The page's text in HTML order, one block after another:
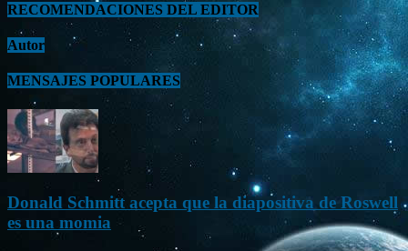
RECOMENDACIONES DEL EDITOR
Autor
MENSAJES POPULARES
Donald Schmitt acepta que la diapositiva de Roswell
es una momia